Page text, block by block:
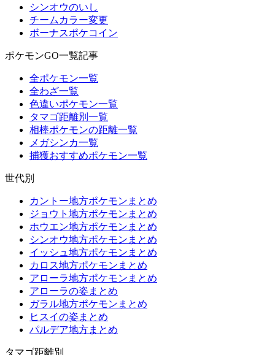
シンオウのいし
チームカラー変更
ボーナスポケコイン
ポケモンGO一覧記事
全ポケモン一覧
全わざ一覧
色違いポケモン一覧
タマゴ距離別一覧
相棒ポケモンの距離一覧
メガシンカ一覧
捕獲おすすめポケモン一覧
世代別
カントー地方ポケモンまとめ
ジョウト地方ポケモンまとめ
ホウエン地方ポケモンまとめ
シンオウ地方ポケモンまとめ
イッシュ地方ポケモンまとめ
カロス地方ポケモンまとめ
アローラ地方ポケモンまとめ
アローラの姿まとめ
ガラル地方ポケモンまとめ
ヒスイの姿まとめ
パルデア地方まとめ
タマゴ距離別